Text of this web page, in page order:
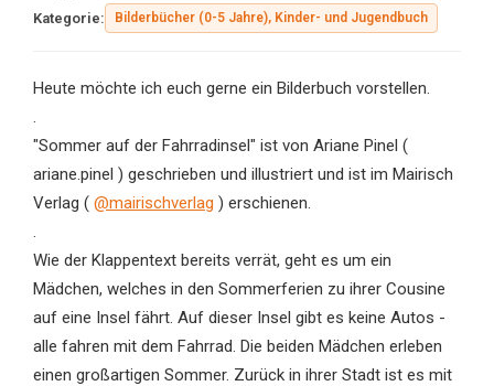
Kategorie:
Bilderbücher (0-5 Jahre), Kinder- und Jugendbuch
Heute möchte ich euch gerne ein Bilderbuch vorstellen.
.
"Sommer auf der Fahrradinsel" ist von Ariane Pinel (
ariane.pinel ) geschrieben und illustriert und ist im Mairisch
Verlag ( @mairischverlag ) erschienen.
.
Wie der Klappentext bereits verrät, geht es um ein
Mädchen, welches in den Sommerferien zu ihrer Cousine
auf eine Insel fährt. Auf dieser Insel gibt es keine Autos -
alle fahren mit dem Fahrrad. Die beiden Mädchen erleben
einen großartigen Sommer. Zurück in ihrer Stadt ist es mit